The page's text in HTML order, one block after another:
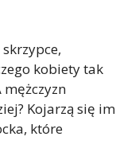
kobiety tak
Kojarzą się im
które